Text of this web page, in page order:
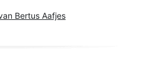
Bertus Aafjes